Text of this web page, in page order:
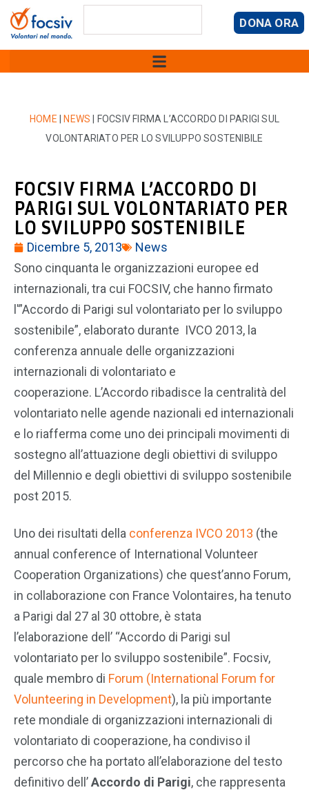
DONA ORA
HOME NEWS
FOCSIV FIRMA L’ACCORDO DI PARIGI SUL
VOLONTARIATO PER LO SVILUPPO SOSTENIBILE
FOCSIV FIRMA L’ACCORDO DI
PARIGI SUL VOLONTARIATO PER
LO SVILUPPO SOSTENIBILE
Dicembre 5, 2013
News
Sono cinquanta le organizzazioni europee ed
internazionali, tra cui FOCSIV, che hanno firmato
l'”Accordo di Parigi sul volontariato per lo sviluppo
sostenibile”, elaborato durante IVCO 2013, la
conferenza annuale delle organizzazioni
internazionali di volontariato e
cooperazione. L’Accordo ribadisce la centralità del
volontariato nelle agende nazionali ed internazionali
e lo riafferma come uno dei principali movimenti di
sostegno all’attuazione degli obiettivi di sviluppo
del Millennio e degli obiettivi di sviluppo sostenibile
post 2015.
Uno dei risultati della conferenza IVCO 2013 (the
annual conference of International Volunteer
Cooperation Organizations) che quest’anno Forum,
in collaborazione con France Volontaires, ha tenuto
a Parigi dal 27 al 30 ottobre, è stata
l’elaborazione dell’ “Accordo di Parigi sul
volontariato per lo sviluppo sostenibile”. Focsiv,
quale membro di Forum (International Forum for
Volunteering in Development), la più importante
rete mondiale di organizzazioni internazionali di
volontariato di cooperazione, ha condiviso il
percorso che ha portato all’elaborazione del testo
definitivo dell’Accordo di Parigi, che rappresenta